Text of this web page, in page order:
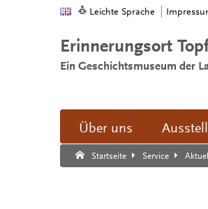
Leichte Sprache
Erinnerungsort
Ein Geschichtsmuseum der
Über uns
Startseite Service
Suche:
Suche Ende.